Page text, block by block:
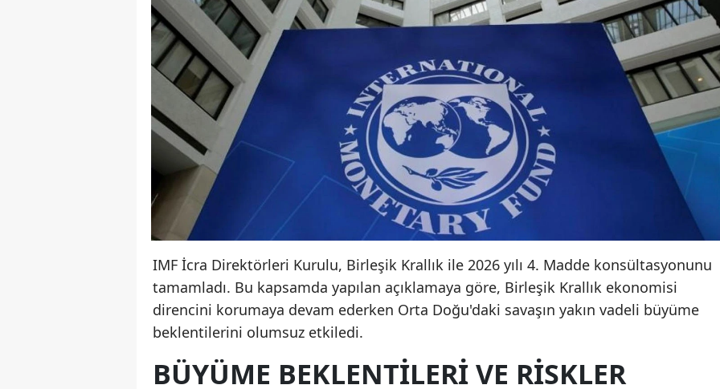
IMF İcra Direktörleri Kurulu, Birleşik Krallık ile 2026 yılı 4. Madde konsültasyonunu
tamamladı. Bu kapsamda yapılan açıklamaya göre, Birleşik Krallık ekonomisi
direncini korumaya devam ederken Orta Doğu'daki savaşın yakın vadeli büyüme
beklentilerini olumsuz etkiledi.
BÜYÜME BEKLENTILERI VE RISKLER